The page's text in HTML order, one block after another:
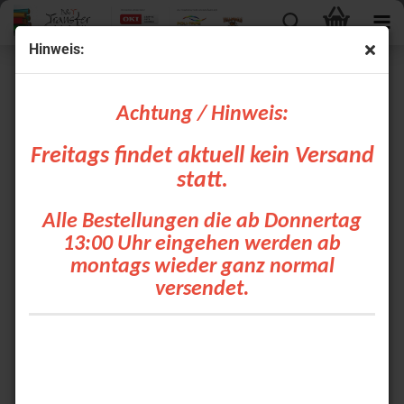
Hinweis:
Achtung / Hinweis:
Freitags findet aktuell kein Versand
statt.
Alle Bestellungen die ab Donnertag
13:00 Uhr eingehen werden ab
montags wieder ganz normal
versendet.
Tubitherm - Neon-Farben - 50 cm Breite